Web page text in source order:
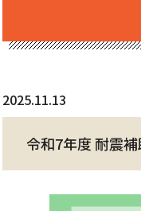
2025.11.13
令和7年度 耐震